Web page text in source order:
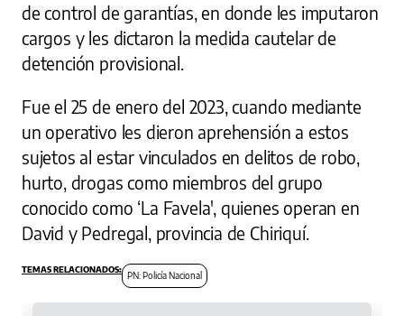
de control de garantías, en donde les imputaron
cargos y les dictaron la medida cautelar de
detención provisional.
Fue el 25 de enero del 2023, cuando mediante
un operativo les dieron aprehensión a estos
sujetos al estar vinculados en delitos de robo,
hurto, drogas como miembros del grupo
conocido como ‘La Favela', quienes operan en
David y Pedregal, provincia de Chiriquí.
PN: Policía Nacional